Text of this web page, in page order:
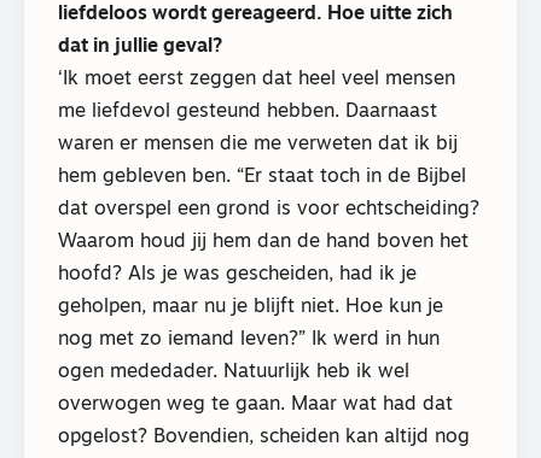
liefdeloos wordt gereageerd. Hoe uitte zich
dat in jullie geval?
‘Ik moet eerst zeggen dat heel veel mensen
me liefdevol gesteund hebben. Daarnaast
waren er mensen die me verweten dat ik bij
hem gebleven ben. “Er staat toch in de Bijbel
dat overspel een grond is voor echtscheiding?
Waarom houd jij hem dan de hand boven het
hoofd? Als je was gescheiden, had ik je
geholpen, maar nu je blijft niet. Hoe kun je
nog met zo iemand leven?” Ik werd in hun
ogen mededader. Natuurlijk heb ik wel
overwogen weg te gaan. Maar wat had dat
opgelost? Bovendien, scheiden kan altijd nog